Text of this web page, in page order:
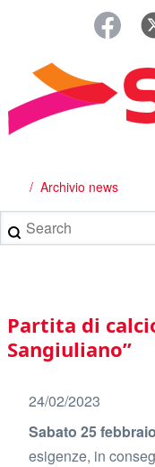
principale
Briciole
di
pane
Archivio news
Search
Main
navigation
Partita di
Sangiuliano”
24/02/2023
Sabato 25
esigenze, in